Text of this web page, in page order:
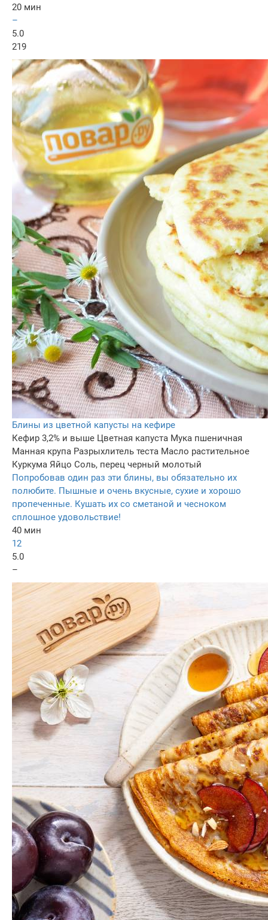
20 мин
–
5.0
219
Блины из цветной капусты на кефире
Кефир 3,2% и выше Цветная капуста Мука пшеничная
Манная крупа Разрыхлитель теста Масло растительное
Куркума Яйцо Соль, перец черный молотый
Попробовав один раз эти блины, вы обязательно их
полюбите. Пышные и очень вкусные, сухие и хорошо
пропеченные. Кушать их со сметаной и чесноком
сплошное удовольствие!
40 мин
12
5.0
–